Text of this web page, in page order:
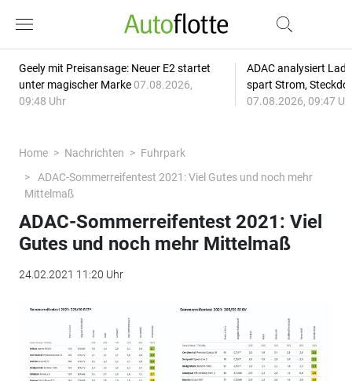
Geely mit Preisansage: Neuer E2 startet
unter magischer Marke 07.08.2026,
09:48 Uhr
ADAC analysiert
spart Strom,
07.08.2026, 09:47
Home Nachrichten
Fuhrpark
ADAC-Sommerreifentest 2021: Viel Gutes und noch mehr
Mittelmaß
ADAC-Sommerreifentest 2021: Viel
Gutes und noch mehr Mittelmaß
24.02.2021 11:20 Uhr